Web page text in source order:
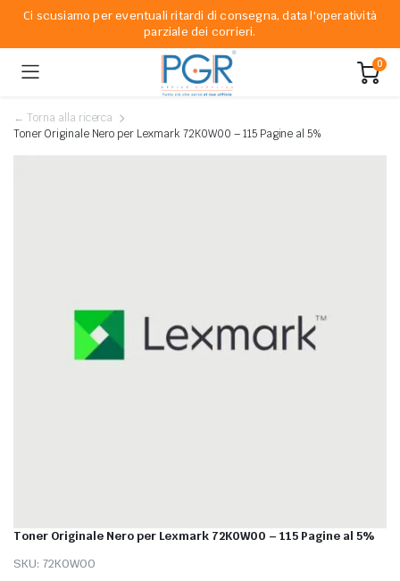
Ci scusiamo per eventuali ritardi di consegna, data l'operatività
parziale dei corrieri.
0
← Torna alla ricerca
Toner Originale Nero per Lexmark 72K0W00 – 115 Pagine al 5%
Toner Originale Nero per Lexmark 72K0W00 – 115 Pagine al 5%
SKU: 72K0W00